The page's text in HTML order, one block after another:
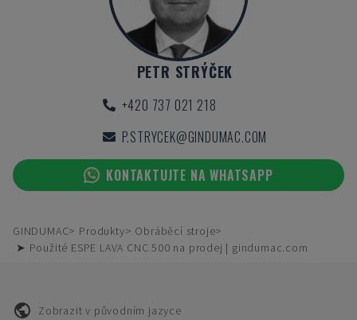
PETR STRÝČEK
+420 737 021 218
P.STRYCEK@GINDUMAC.COM
KONTAKTUJTE NA WHATSAPP
GINDUMAC Produkty
Obráběcí stroje
➤ Použité ESPE LAVA CNC 500 na prodej | gindumac.com
Zobrazit v původním jazyce